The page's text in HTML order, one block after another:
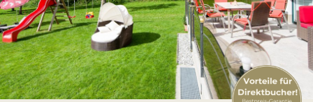
PAUSCHALEN & ANGEBOTE
LECHTAL
LAGE & ANREISE